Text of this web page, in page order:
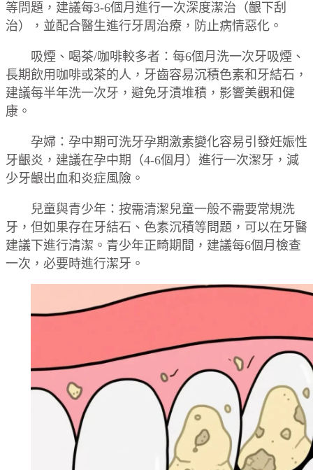
等問題，建議每3-6個月進行一次深度潔治（齦下刮
治），並配合醫生進行牙周治療，防止病情惡化。
吸煙、喝茶/咖啡較多者：每6個月洗一次牙吸煙、
長期飲用咖啡或茶的人，牙齒容易沉積色素和牙結石，
建議每半年洗一次牙，避免牙漬堆積，影響美觀和健
康。
孕婦：孕中期可洗牙孕期激素變化容易引發妊娠性
牙齦炎，建議在孕中期（4-6個月）進行一次潔牙，減
少牙齦出血和炎症風險。
兒童與青少年：按需清潔兒童一般不需要常規洗
牙，但如果存在牙結石、色素沉積等問題，可以在牙醫
建議下進行清潔。青少年正畸期間，建議每6個月檢查
一次，必要時進行潔牙。